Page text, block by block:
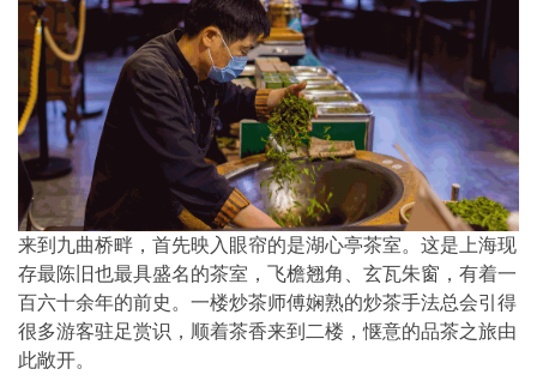
来到九曲桥畔，首先映入眼帘的是湖心亭茶室。这是上海现
存最陈旧也最具盛名的茶室，飞檐翘角、玄瓦朱窗，有着一
百六十余年的前史。一楼炒茶师傅娴熟的炒茶手法总会引得
很多游客驻足赏识，顺着茶香来到二楼，惬意的品茶之旅由
此敞开。